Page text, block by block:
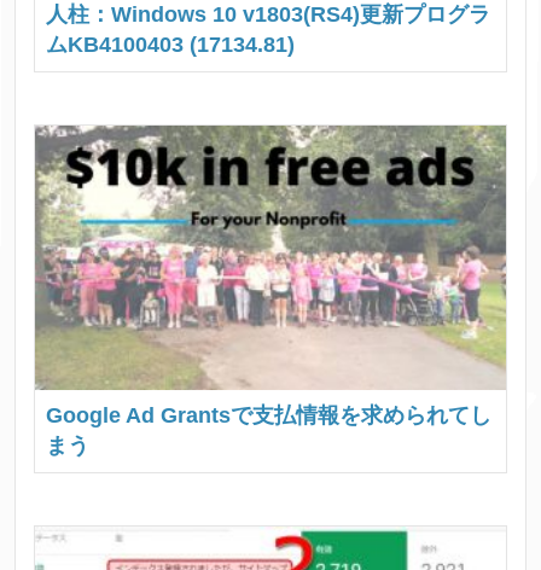
人柱：Windows 10 v1803(RS4)更新プログラ
ムKB4100403 (17134.81)
Google Ad Grantsで支払情報を求められてし
まう